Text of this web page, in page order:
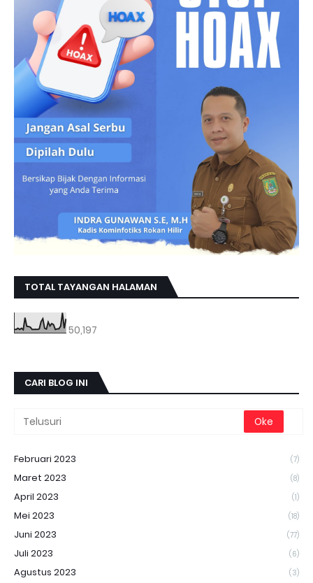
TOTAL TAYANGAN HALAMAN
50,197
CARI BLOG INI
Februari 2023 (7)
Maret 2023 (8)
April 2023 (1)
Mei 2023 (18)
Juni 2023 (77)
Juli 2023 (6)
Agustus 2023 (3)